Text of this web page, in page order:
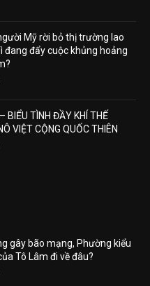
Mỹ rời bỏ thị trường lao
đang đẩy cuộc khủng hoảng
BIỂU TÌNH ĐẦY KHÍ THẾ
VIỆT CỘNG QUỐC THIÊN
gây bão mạng, Phường kiểu
Tô Lâm đi về đâu?